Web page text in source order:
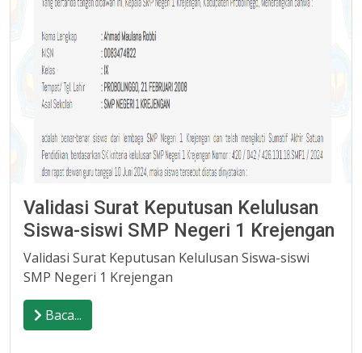
Validasi Surat Keputusan Kelulusan
Siswa-siswi SMP Negeri 1 Krejengan
Validasi Surat Keputusan Kelulusan Siswa-siswi
SMP Negeri 1 Krejengan
Baca...